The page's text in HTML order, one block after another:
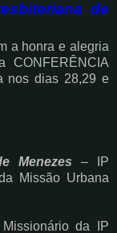
de
a honra e alegria
CONFERÊNCIA
nos dias 28,29 e
Menezes – IP
Missão Urbana
da IP